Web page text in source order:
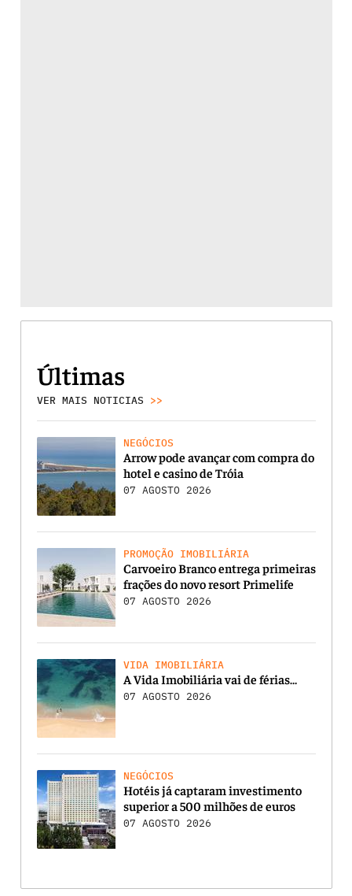
Últimas
VER MAIS NOTICIAS >>
NEGÓCIOS
Arrow pode avançar com compra do
hotel e casino de Tróia
07 AGOSTO 2026
PROMOÇÃO IMOBILIÁRIA
Carvoeiro Branco entrega primeiras
frações do novo resort Primelife
07 AGOSTO 2026
VIDA IMOBILIÁRIA
A Vida Imobiliária vai de férias…
07 AGOSTO 2026
NEGÓCIOS
Hotéis já captaram investimento
superior a 500 milhões de euros
07 AGOSTO 2026